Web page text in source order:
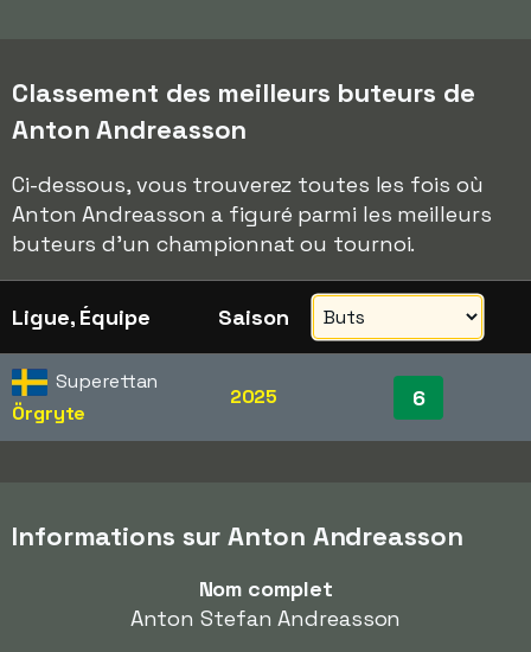
Classement des meilleurs buteurs de
Anton Andreasson
Ci-dessous, vous trouverez toutes les fois où
Anton Andreasson a figuré parmi les meilleurs
buteurs d'un championnat ou tournoi.
Ligue, Équipe Saison
Superettan
Örgryte
2025 6
Informations sur Anton Andreasson
Nom complet
Anton Stefan Andreasson